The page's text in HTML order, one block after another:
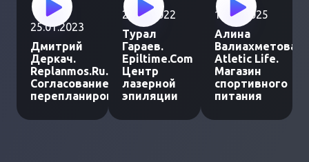
25.01.2023
Дмитрий
Деркач.
Replanmos.Ru.
Согласование
перепланировки
25.12.2022
Турал
Гараев.
Epiltime.Com
Центр
лазерной
эпиляции
19.02.2025
Алина
Валиахметова.
Atletic Life.
Магазин
спортивного
питания